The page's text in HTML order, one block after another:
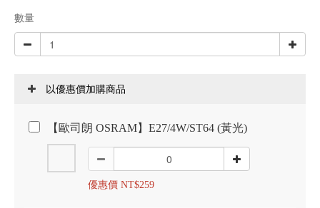
數量
以優惠價加購商品
【歐司朗 OSRAM】E27/4W/ST64 (黃光)
優惠價 NT$259